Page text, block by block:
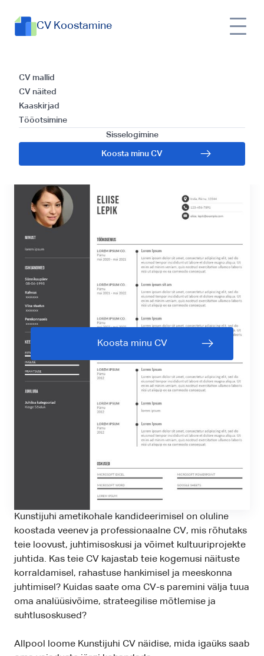
CV Koostamine
CV mallid
CV näited
Kaaskirjad
Tööotsimine
Sisselogimine
Koosta minu CV
Kuidas koostada
tõhus CV Kunstijuhi
positsioonile
Koosta minu CV
Kunstijuhi ametikohale kandideerimisel on oluline
koostada veenev ja professionaalne CV, mis rõhutaks
teie loovust, juhtimisoskusi ja võimet kultuuriprojekte
juhtida. Kas teie CV kajastab teie kogemusi näituste
korraldamisel, rahastuse hankimisel ja meeskonna
juhtimisel? Kuidas saate oma CV-s paremini välja tuua
oma analüüsivõime, strateegilise mõtlemise ja
suhtlusoskused?
Allpool loome Kunstijuhi CV näidise, mida igaüks saab